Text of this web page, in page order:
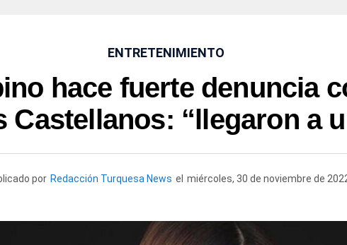
ENTRETENIMIENTO
hace fuerte denuncia
Castellanos: “llegaron a
por Redacción Turquesa News el miércoles, 30 de noviembre de